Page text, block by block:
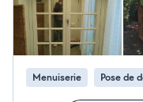
Menuiserie Pose de